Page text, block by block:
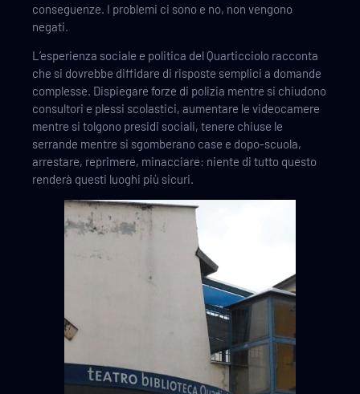
conseguenze. I problemi ci sono e no, non vengono
negati.
L’esperienza sociale e politica del Quarticciolo racconta
che si dovrebbe diffidare di risposte semplici a domande
complesse. Dispiegare forze di polizia mentre si chiudono
consultori e plessi scolastici, aumentare le videocamere
mentre si tolgono presidi sociali, tenere chiuse le
serrande mentre si sgomberano case e dopo-scuola,
arrestare, reprimere, minacciare: niente di tutto questo
renderà questi luoghi più sicuri.